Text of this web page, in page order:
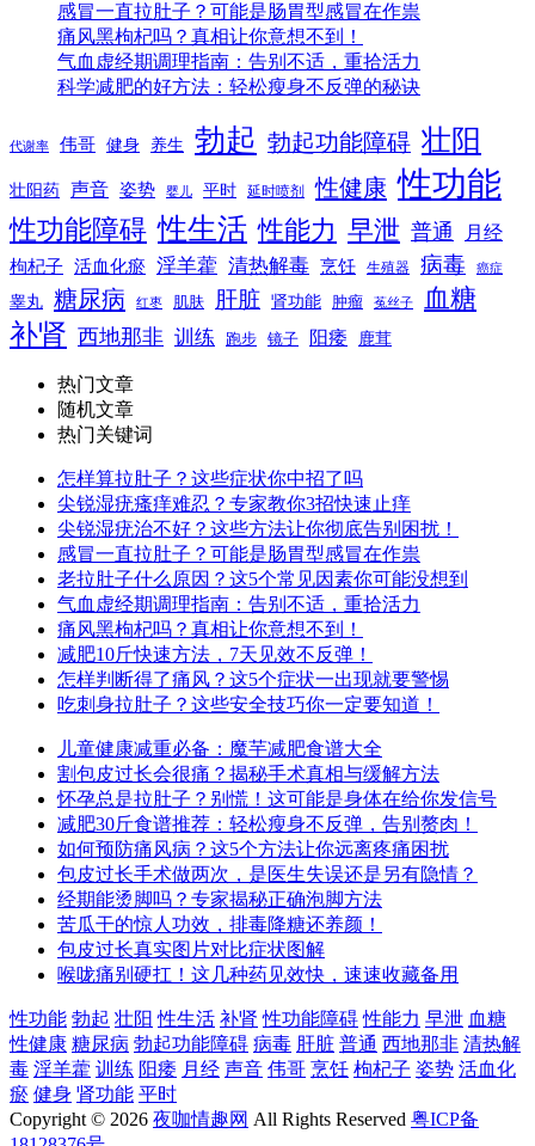
感冒一直拉肚子？可能是肠胃型感冒在作祟
痛风黑枸杞吗？真相让你意想不到！
气血虚经期调理指南：告别不适，重拾活力
科学减肥的好方法：轻松瘦身不反弹的秘诀
代谢率 伟哥 健身 养生 勃起 勃起功能障碍 壮阳
壮阳药 声音 姿势 婴儿 平时 延时喷剂 性健康 性功能
性功能障碍 性生活 性能力 早泄 普通 月经
枸杞子 活血化瘀 淫羊藿 清热解毒 烹饪 生殖器 病毒 癌症
睾丸 糖尿病 红枣 肌肤 肝脏 肾功能 肿瘤 菟丝子 血糖
补肾 西地那非 训练 跑步 镜子 阳痿 鹿茸
热门文章
随机文章
热门关键词
怎样算拉肚子？这些症状你中招了吗
尖锐湿疣瘙痒难忍？专家教你3招快速止痒
尖锐湿疣治不好？这些方法让你彻底告别困扰！
感冒一直拉肚子？可能是肠胃型感冒在作祟
老拉肚子什么原因？这5个常见因素你可能没想到
气血虚经期调理指南：告别不适，重拾活力
痛风黑枸杞吗？真相让你意想不到！
减肥10斤快速方法，7天见效不反弹！
怎样判断得了痛风？这5个症状一出现就要警惕
吃刺身拉肚子？这些安全技巧你一定要知道！
儿童健康减重必备：魔芋减肥食谱大全
割包皮过长会很痛？揭秘手术真相与缓解方法
怀孕总是拉肚子？别慌！这可能是身体在给你发信号
减肥30斤食谱推荐：轻松瘦身不反弹，告别赘肉！
如何预防痛风病？这5个方法让你远离疼痛困扰
包皮过长手术做两次，是医生失误还是另有隐情？
经期能烫脚吗？专家揭秘正确泡脚方法
苦瓜干的惊人功效，排毒降糖还养颜！
包皮过长真实图片对比症状图解
喉咙痛别硬扛！这几种药见效快，速速收藏备用
性功能 勃起 壮阳 性生活 补肾 性功能障碍 性能力 早泄 血糖
性健康 糖尿病 勃起功能障碍 病毒 肝脏 普通 西地那非 清热解
毒 淫羊藿 训练 阳痿 月经 声音 伟哥 烹饪 枸杞子 姿势 活血化
瘀 健身 肾功能 平时
Copyright © 2026 夜咖情趣网 All Rights Reserved 粤ICP备